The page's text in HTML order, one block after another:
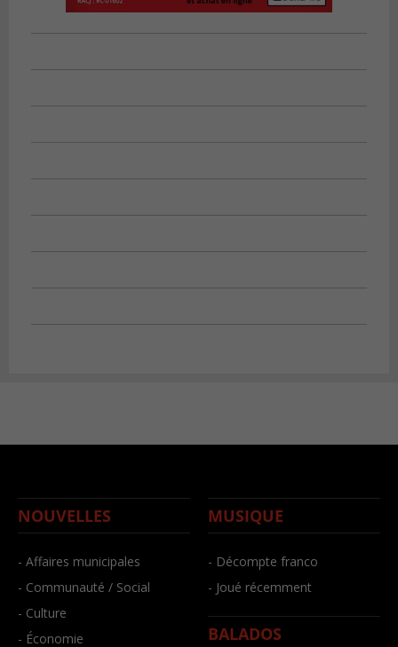
NOUVELLES
- Affaires municipales
- Communauté / Social
- Culture
- Économie
MUSIQUE
- Décompte franco
- Joué récemment
BALADOS